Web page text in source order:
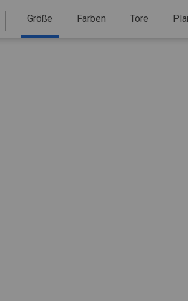
Größe Farben Tore